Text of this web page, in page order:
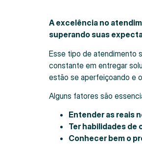
A excelência no
superando suas
Esse tipo de atendimento
constante em entregar
estão se aperfeiçoando e
Alguns fatores são
Entender as reais
Ter habilidades de
Conhecer bem o